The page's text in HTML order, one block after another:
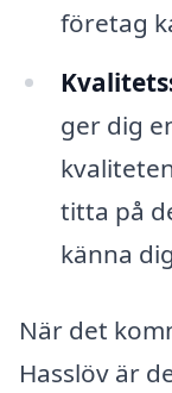
företag
ger dig
titta på
känna
När det
Hasslöv är